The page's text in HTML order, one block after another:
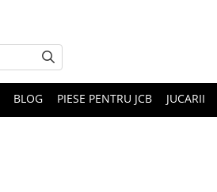
BLOG PIESE PENTRU JCB JUCARII